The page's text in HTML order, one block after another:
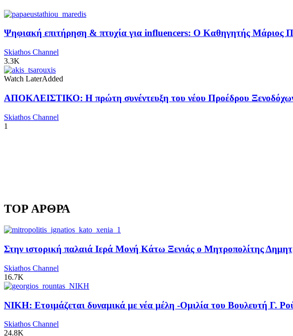
Ψηφιακή επιτήρηση & πτυχία για influencers: Ο Καθηγητής Μάριος
Skiathos Channel
3.3K
Watch LaterAdded
ΑΠΟΚΛΕΙΣΤΙΚΟ: Η πρώτη συνέντευξη του νέου Προέδρου
Skiathos Channel
1
TOP ΑΡΘΡΑ
Στην ιστορική παλαιά Ιερά Μονή Κάτω Ξενιάς ο Μητροπολίτης
Skiathos Channel
16.7K
ΝΙΚΗ: Ετοιμάζεται δυναμικά με νέα μέλη -Ομιλία του Βουλευτή Γ.
Skiathos Channel
24.8K